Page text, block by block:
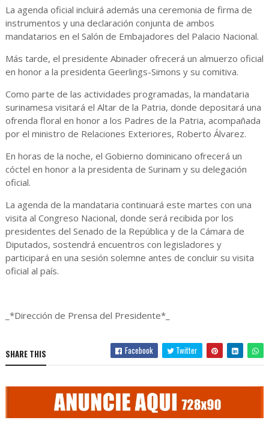
La agenda oficial incluirá además una ceremonia de firma de
instrumentos y una declaración conjunta de ambos
mandatarios en el Salón de Embajadores del Palacio Nacional.
Más tarde, el presidente Abinader ofrecerá un almuerzo oficial
en honor a la presidenta Geerlings-Simons y su comitiva.
Como parte de las actividades programadas, la mandataria
surinamesa visitará el Altar de la Patria, donde depositará una
ofrenda floral en honor a los Padres de la Patria, acompañada
por el ministro de Relaciones Exteriores, Roberto Álvarez.
En horas de la noche, el Gobierno dominicano ofrecerá un
cóctel en honor a la presidenta de Surinam y su delegación
oficial.
La agenda de la mandataria continuará este martes con una
visita al Congreso Nacional, donde será recibida por los
presidentes del Senado de la República y de la Cámara de
Diputados, sostendrá encuentros con legisladores y
participará en una sesión solemne antes de concluir su visita
oficial al país.
_*Dirección de Prensa del Presidente*_
SHARE THIS Facebook Twitter